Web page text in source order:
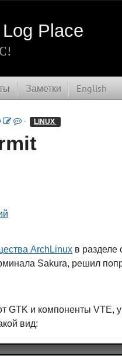
Place
Заметки English
- LINUX
ArchLinux в разделе
Sakura, решил
GTK и компоненты
вид: